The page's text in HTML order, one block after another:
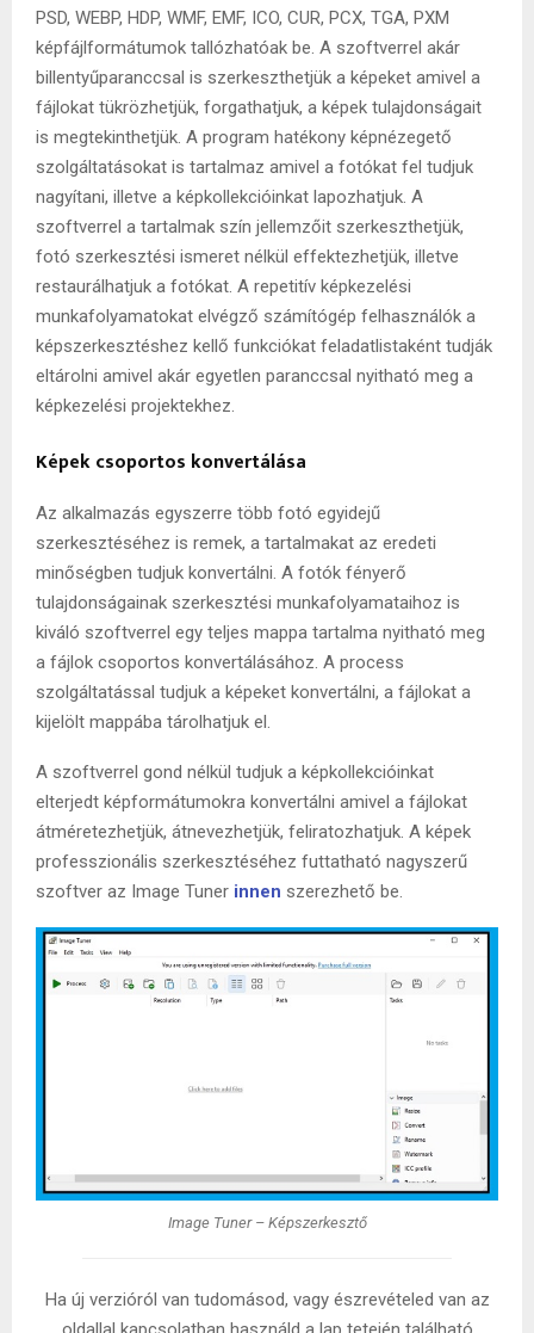
PSD, WEBP, HDP, WMF, EMF, ICO, CUR, PCX, TGA, PXM
képfájlformátumok tallózhatóak be. A szoftverrel akár
billentyűparanccsal is szerkeszthetjük a képeket amivel a
fájlokat tükrözhetjük, forgathatjuk, a képek tulajdonságait
is megtekinthetjük. A program hatékony képnézegető
szolgáltatásokat is tartalmaz amivel a fotókat fel tudjuk
nagyítani, illetve a képkollekcióinkat lapozhatjuk. A
szoftverrel a tartalmak szín jellemzőit szerkeszthetjük,
fotó szerkesztési ismeret nélkül effektezhetjük, illetve
restaurálhatjuk a fotókat. A repetitív képkezelési
munkafolyamatokat elvégző számítógép felhasználók a
képszerkesztéshez kellő funkciókat feladatlistaként tudják
eltárolni amivel akár egyetlen paranccsal nyitható meg a
képkezelési projektekhez.
Képek csoportos konvertálása
Az alkalmazás egyszerre több fotó egyidejű
szerkesztéséhez is remek, a tartalmakat az eredeti
minőségben tudjuk konvertálni. A fotók fényerő
tulajdonságainak szerkesztési munkafolyamataihoz is
kiváló szoftverrel egy teljes mappa tartalma nyitható meg
a fájlok csoportos konvertálásához. A process
szolgáltatással tudjuk a képeket konvertálni, a fájlokat a
kijelölt mappába tárolhatjuk el.
A szoftverrel gond nélkül tudjuk a képkollekcióinkat
elterjedt képformátumokra konvertálni amivel a fájlokat
átméretezhetjük, átnevezhetjük, feliratozhatjuk. A képek
professzionális szerkesztéséhez futtatható nagyszerű
szoftver az Image Tuner innen szerezhető be.
Image Tuner – Képszerkesztő
Ha új verzióról van tudomásod, vagy észrevételed van az